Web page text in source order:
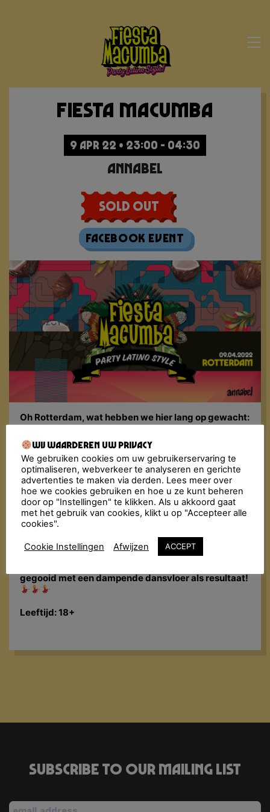
Fiesta Macumba
9 APR 22 • 23:00 - 04:30
Annabel
Sold Out
Facebook Event
Oh Rotterdam, wat hebben we hier lang op gewacht:
eindelijk kunnen we weer met elkaar dansen tot diep
in de nacht!!
De voorpret is al begonnen, we
tellen de nachtjes af tot we de Annabel samen weer
tropisch heet zullen maken.
Fiesta Macumba maakt al jaren door heel Nederland
het nachtleven onveilig met het inmiddels bekende
recept: dansen, flirten en genieten van de lekkerste
Música Latina, van toen en nu. De Fiesta Macumba
met een molotovcocktail van exotische geluiden:
Reggaeton, Cumbia, Salsa, Merengue, Bachata,
gegooid met een dampende dansvloer als resultaat!
Leeftijd: 18+
Subscribe to our mailing list
Wij waarderen uw privacy
We gebruiken cookies om uw gebruikerservaring te
optimaliseren, webverkeer te analyseren en gerichte
advertenties te maken via derden. Lees meer over
hoe we cookies gebruiken en hoe u ze kunt beheren
door op "Instellingen" te klikken. Als u akkoord gaat
met het gebruik van cookies, klikt u op "Accepteer alle
cookies".
Cookie Instellingen Afwijzen ACCEPT